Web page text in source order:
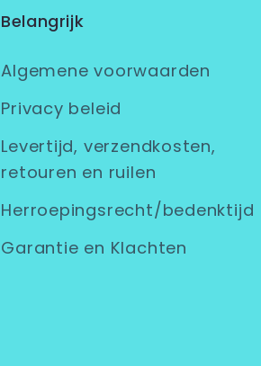
Belangrijk
Algemene voorwaarden
Privacy beleid
Levertijd, verzendkosten,
retouren en ruilen
Herroepingsrecht/bedenktijd
Garantie en Klachten